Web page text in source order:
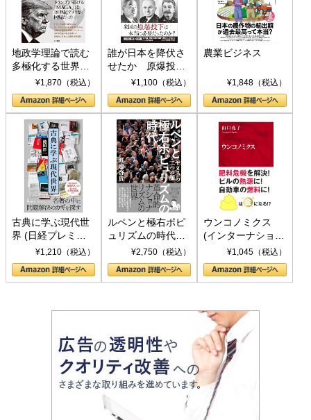
地政学理論で読む
多極化する世界：
トランプとBRICS
の挑戦
¥1,870（税込）
誰が日本を降伏さ
せたか 原爆投
下、ソ連参戦、そ
して聖断 (PHP新
書)
¥1,100（税込）
農業ビジネス
¥1,848（税込）
古典に学ぶ現代世
界 (日経プレミア
シリーズ)¥1,210（税込）
ルペンと極右ポピ
ュリズムの時代：
〈ヤヌス〉の二つ
の顔
¥2,750（税込）
ウンコノミクス
(インターナショナ
ル新書)¥1,045（税込）